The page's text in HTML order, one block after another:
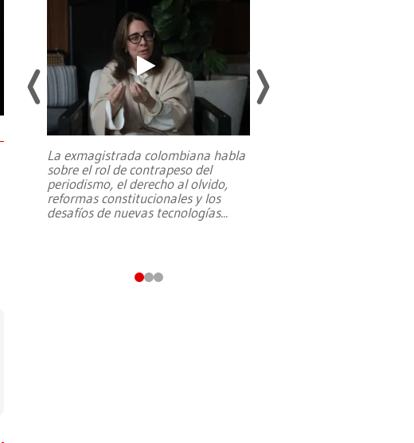
La exmagistrada colombiana habla
sobre el rol de contrapeso del
periodismo, el derecho al olvido,
reformas constitucionales y los
desafíos de nuevas tecnologías...